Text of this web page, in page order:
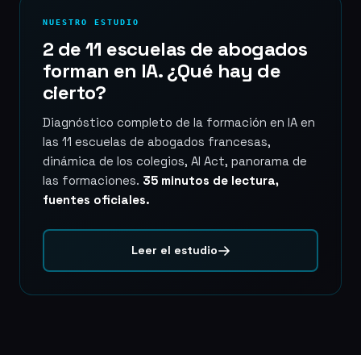
NUESTRO ESTUDIO
2 de 11 escuelas de abogados
forman en IA. ¿Qué hay de
cierto?
Diagnóstico completo de la formación en IA en
las 11 escuelas de abogados francesas,
dinámica de los colegios, AI Act, panorama de
las formaciones. 35 minutos de lectura,
fuentes oficiales.
Leer el estudio